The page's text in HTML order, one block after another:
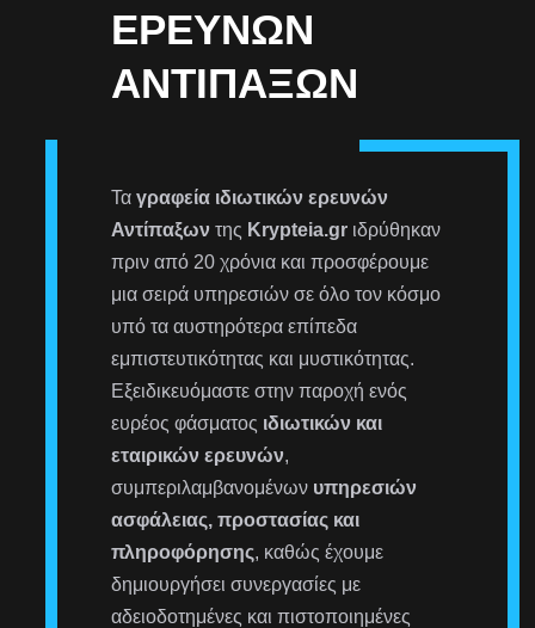
ΕΡΕΥΝΏΝ
ΑΝΤΊΠΑΞΩΝ
Ταγραφεία ιδιωτικών ερευνών
Αντίπαξων της Krypteia.gr ιδρύθηκαν
πριν από 20 χρόνια και προσφέρουμε
μια σειρά υπηρεσιών σε όλο τον κόσμο
υπό τα αυστηρότερα επίπεδα
εμπιστευτικότητας και μυστικότητας.
Εξειδικευόμαστε στην παροχή ενός
ευρέος φάσματος ιδιωτικών και
εταιρικών ερευνών,
συμπεριλαμβανομένων υπηρεσιών
ασφάλειας, προστασίας και
πληροφόρησης, καθώς έχουμε
δημιουργήσει συνεργασίες με
αδειοδοτημένες και πιστοποιημένες